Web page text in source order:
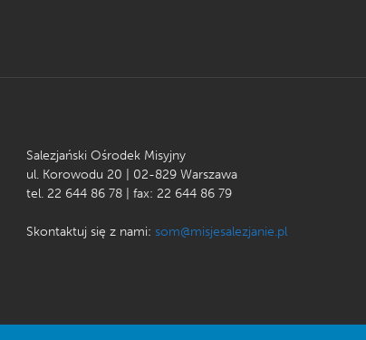
Salezjański Ośrodek Misyjny
ul. Korowodu 20 | 02-829 Warszawa
tel. 22 644 86 78 | fax: 22 644 86 79
Skontaktuj się z nami: som@misjesalezjanie.pl